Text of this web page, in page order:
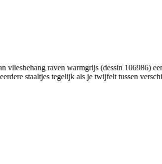
raven warmgrijs (dessin 106986)
staaltjes tegelijk als je twijfelt tussen